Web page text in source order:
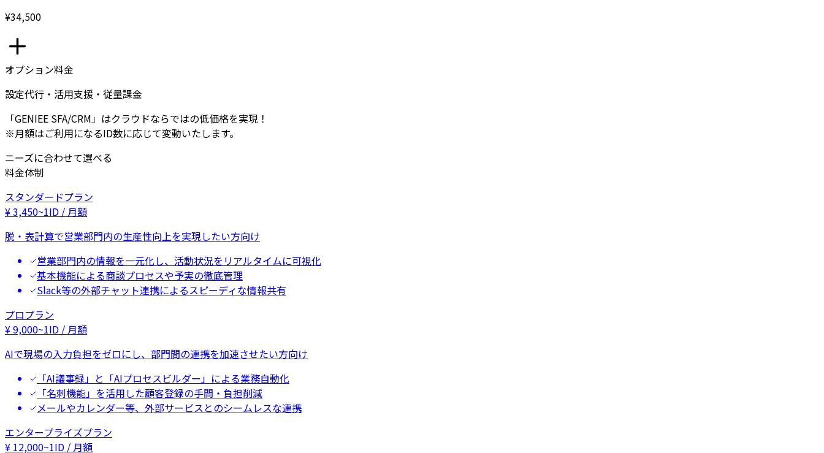
¥34,500
オプション料金
設定代行・活用支援・従量課金
「GENIEE SFA/CRM」はクラウドならではの低価格を実現！
※月額はご利用になるID数に応じて変動いたします。
ニーズに合わせて選べる
料金体制
スタンダードプラン
¥3,450~1ID / 月額
脱・表計算で営業部門内の生産性向上を実現したい方向け
営業部門内の情報を一元化し、活動状況をリアルタイムに可視化
基本機能による商談プロセスや予実の徹底管理
Slack等の外部チャット連携によるスピーディな情報共有
プロプラン
¥9,000~1ID / 月額
AIで現場の入力負担をゼロにし、部門間の連携を加速させたい方向け
「AI議事録」と「AIプロセスビルダー」による業務自動化
「名刺機能」を活用した顧客登録の手間・負担削減
メールやカレンダー等、外部サービスとのシームレスな連携
エンタープライズプラン
¥ 12,000~1ID / 月額